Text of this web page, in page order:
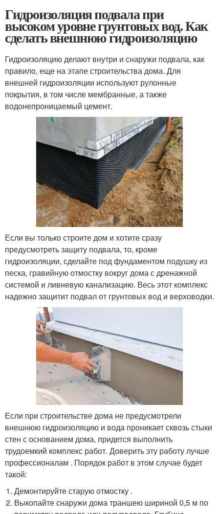
Гидроизоляция подвала при
высоком уровне грунтовых вод. Как
сделать внешнюю гидроизоляцию
Гидроизоляцию делают внутри и снаружи подвала, как
правило, еще на этапе строительства дома. Для
внешней гидроизоляции используют рулонные
покрытия, в том числе мембранные, а также
водонепроницаемый цемент.
Если вы только строите дом и хотите сразу
предусмотреть защиту подвала, то, кроме
гидроизоляции, сделайте под фундаментом подушку из
песка, гравийную отмостку вокруг дома с дренажной
системой и ливневую канализацию. Весь этот комплекс
надежно защитит подвал от грунтовых вод и верховодки.
Если при строительстве дома не предусмотрели
внешнюю гидроизоляцию и вода проникает сквозь стыки
стен с основанием дома, придется выполнить
трудоемкий комплекс работ. Доверить эту работу лучше
профессионалам . Порядок работ в этом случае будет
такой:
Демонтируйте старую отмостку .
Выкопайте снаружи дома траншею шириной 0,5 м по